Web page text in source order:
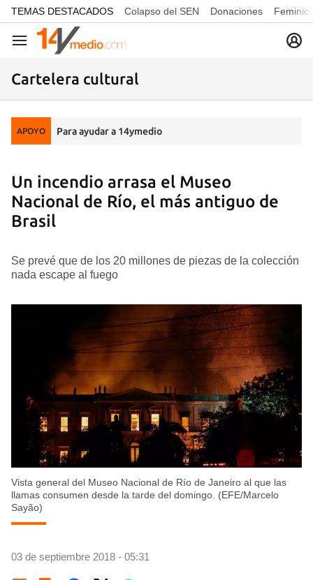
common.go-to-content
TEMAS DESTACADOS Colapso del SEN Donaciones
Navegación
Cartelera cultural
APOYO Para ayudar a 14ymedio
Un incendio arrasa el Museo
Nacional de Río, el más antiguo de
Brasil
Se prevé que de los 20 millones de piezas de la colección
nada escape al fuego
Vista general del Museo Nacional de Río de Janeiro al que las
llamas consumen desde la tarde del domingo. (EFE/Marcelo
Sayão)
03 de septiembre 2018 - 05:31